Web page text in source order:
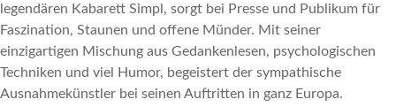
legendären Kabarett Simpl, sorgt bei Presse und Publikum für
Faszination, Staunen und offene Münder. Mit seiner
einzigartigen Mischung aus Gedankenlesen, psychologischen
Techniken und viel Humor, begeistert der sympathische
Ausnahmekünstler bei seinen Auftritten in ganz Europa.